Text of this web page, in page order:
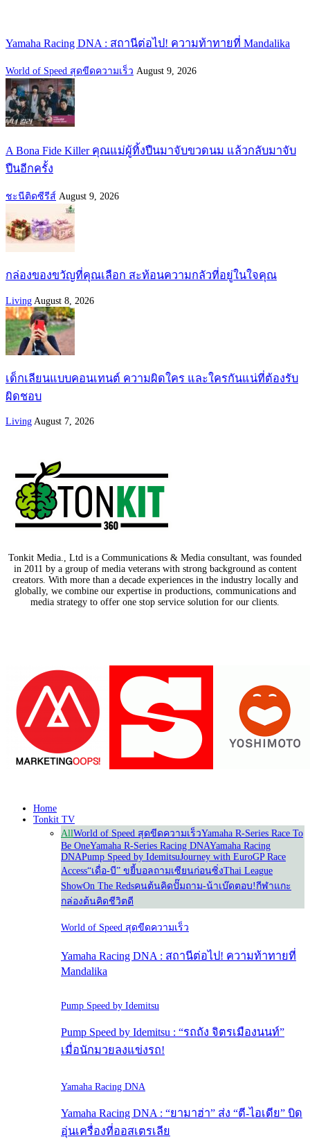
Yamaha Racing DNA : สถานีต่อไป! ความท้าทายที่ Mandalika
World of Speed สุดขีดความเร็ว August 9, 2026
A Bona Fide Killer คุณแม่ผู้ทิ้งปืนมาจับขวดนม แล้วกลับมาจับ
ปืนอีกครั้ง
ชะนีติดซีรีส์ August 9, 2026
กล่องของขวัญที่คุณเลือก สะท้อนความกลัวที่อยู่ในใจคุณ
Living August 8, 2026
เด็กเลียนแบบคอนเทนต์ ความผิดใคร และใครกันแน่ที่ต้องรับ
ผิดชอบ
Living August 7, 2026
Tonkit Media., Ltd is a Communications & Media consultant, was founded
in 2011 by a group of media veterans with strong background as content
creators. With more than a decade experiences in the industry locally and
globally, we combine our expertise in productions, communications and
media strategy to offer one stop service solution for our clients.
Home
Tonkit TV
AllWorld of Speed สุดขีดความเร็วYamaha R-Series Race To
Be OneYamaha R-Series Racing DNAYamaha Racing
DNAPump Speed by IdemitsuJourney with EuroGP Race
Access“เดื่อ-บี” ขยี้บอลถามเซียนก่อนซิ่งThai League
ShowOn The Redsคนต้นคิดปั๊มถาม-น้าเบ๊ดตอบ!กีฬาแกะ
กล่องต้นคิดชีวิตดี
World of Speed สุดขีดความเร็ว
Yamaha Racing DNA : สถานีต่อไป! ความท้าทายที่
Mandalika
Pump Speed by Idemitsu
Pump Speed by Idemitsu : “รถถัง จิตรเมืองนนท์”
เมื่อนักมวยลงแข่งรถ!
Yamaha Racing DNA
Yamaha Racing DNA : “ยามาฮ่า” ส่ง “ตี-ไอเดีย” บิด
อุ่นเครื่องที่ออสเตรเลีย